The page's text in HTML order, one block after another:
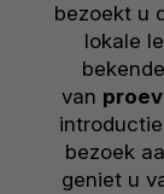
bezoekt u
lokale
van
bezoek
geniet u